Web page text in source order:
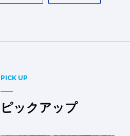
PICK UP
ピックアップ